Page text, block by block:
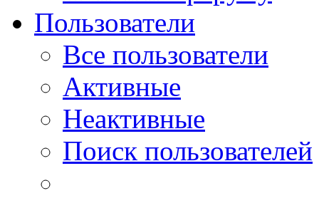
Пользователи
Все пользователи
Активные
Неактивные
Поиск пользователей